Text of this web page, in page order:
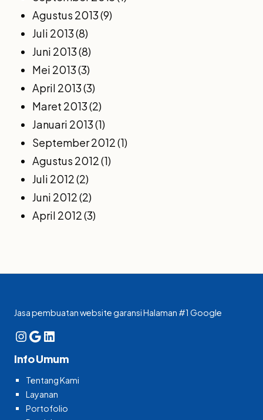
Agustus 2013(9)
Juli 2013(8)
Juni 2013(8)
Mei 2013(3)
April 2013(3)
Maret 2013(2)
Januari 2013(1)
September 2012(1)
Agustus 2012(1)
Juli 2012(2)
Juni 2012(2)
April 2012(3)
Jasa pembuatan website garansi Halaman #1 Google
InstagramGoogle LinkedIn
Info Umum
Tentang Kami
Layanan
Portofolio